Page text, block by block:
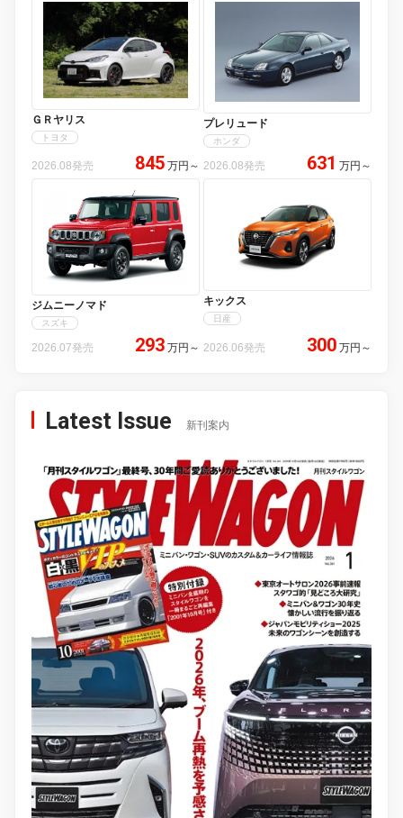
ＧＲヤリス
トヨタ
2026.08発売 845 万円 ～
プレリュード
ホンダ
2026.08発売 631 万円 ～
ジムニーノマド
スズキ
2026.07発売 293 万円 ～
キックス
日産
2026.06発売 300 万円 ～
Latest Issue 新刊案内